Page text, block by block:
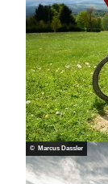
© Marcus Dassler